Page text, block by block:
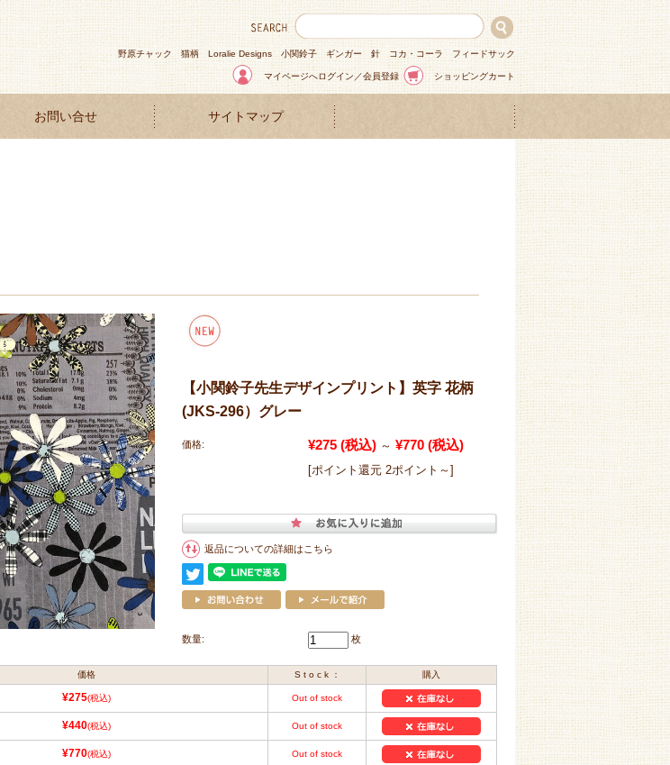
野原チャック 猫柄 Loralie Designs 小関鈴子 ギンガー 針 コカ・コーラ フィードサック
マイページへログイン／会員登録 ショッピングカート
お問い合せ サイトマップ
【小関鈴子先生デザインプリント】英字 花柄
(JKS-296）グレー
価格: ¥275 (税込) ～ ¥770 (税込)
[ポイント還元 2ポイント～]
返品についての詳細はこちら
数量: 枚
価格 S t o c k ： 購入
¥275(税込) Out of stock
¥440(税込) Out of stock
¥770(税込) Out of stock